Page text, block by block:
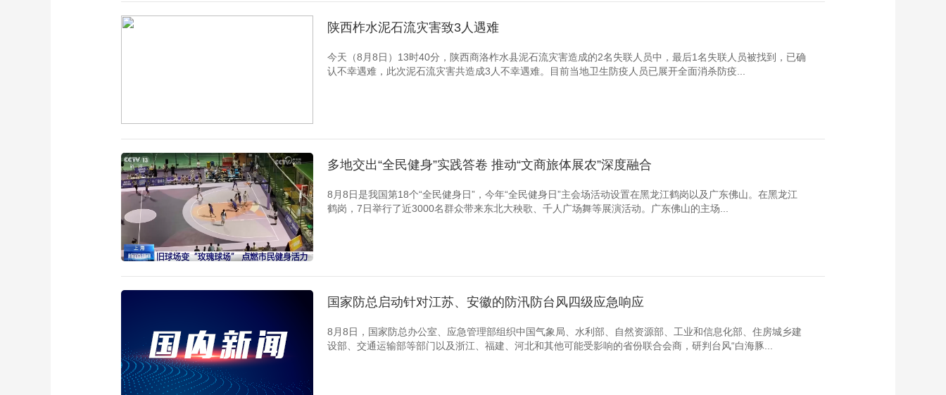
陕西柞水泥石流灾害致3人遇难
今天（8月8日）13时40分，陕西商洛柞水县泥石流灾害造成的2名失联人员中，最后1名失联人员被找到，已确
认不幸遇难，此次泥石流灾害共造成3人不幸遇难。目前当地卫生防疫人员已展开全面消杀防疫...
多地交出“全民健身”实践答卷 推动“文商旅体展农”深度融合
8月8日是我国第18个“全民健身日”，今年“全民健身日”主会场活动设置在黑龙江鹤岗以及广东佛山。在黑龙江
鹤岗，7日举行了近3000名群众带来东北大秧歌、千人广场舞等展演活动。广东佛山的主场...
国家防总启动针对江苏、安徽的防汛防台风四级应急响应
8月8日，国家防总办公室、应急管理部组织中国气象局、水利部、自然资源部、工业和信息化部、住房城乡建
设部、交通运输部等部门以及浙江、福建、河北和其他可能受影响的省份联合会商，研判台风“白海豚...